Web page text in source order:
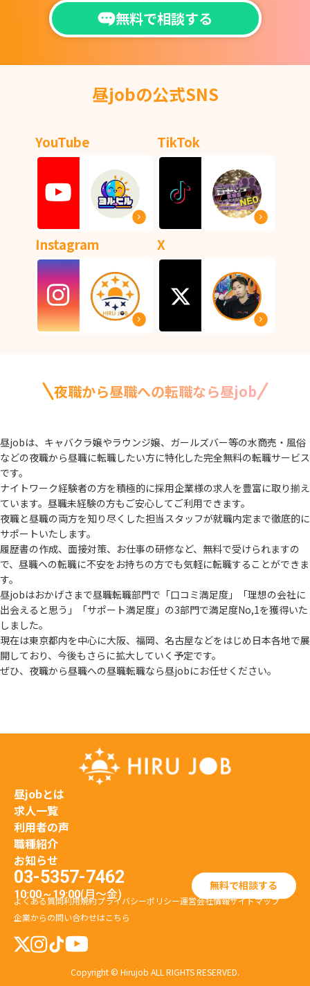
無料で相談する
昼jobの公式SNS
YouTube TikTok
Instagram X
夜職から昼職への転職なら昼job
昼jobは、キャバクラ嬢やラウンジ嬢、ガールズバー等の水商売・風俗
などの夜職から昼職に転職したい方に特化した完全無料の転職サービス
です。
ナイトワーク経験者の方を積極的に採用企業様の求人を豊富に取り揃え
ています。 昼職未経験の方もご安心してご利用できます。
夜職と昼職の両方を知り尽くした担当スタッフが就職内定まで徹底的に
サポートいたします。
履歴書の作成、面接対策、お仕事の研修など、無料で受けられますの
で、 昼職への転職に不安をお持ちの方でも気軽に転職することができま
す。
昼jobはおかげさまで昼職転職部門で「口コミ満足度」「理想の会社に
出会えると思う」
「サポート満足度」の3部門で満足度No,1を獲得いた
しました。
現在は東京都内を中心に大阪、福岡、名古屋などをはじめ日本各地で展
開しており、 今後もさらに拡大していく予定です。
ぜひ、夜職から昼職への昼職転職なら昼jobにお任せください。
昼jobとは
求人一覧
利用者の声
職種紹介
お知らせ
03-5357-7462
10:00～19:00(月〜金) 無料で相談する
よくある質問利用規約プライバシーポリシー運営会社情報サイトマップ
企業からの問い合わせはこちら
Copyright © Hirujob ALL RIGHTS RESERVED.